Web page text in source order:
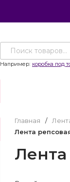
Например: коробка под
Главная /
Лента
Лента